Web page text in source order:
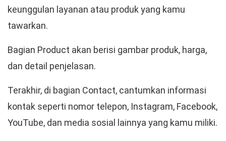
keunggulan layanan atau produk yang kamu
tawarkan.
Bagian Product akan berisi gambar produk, harga,
dan detail penjelasan.
Terakhir, di bagian Contact, cantumkan informasi
kontak seperti nomor telepon, Instagram, Facebook,
YouTube, dan media sosial lainnya yang kamu miliki.